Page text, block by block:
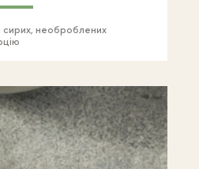
сирих, необроблених